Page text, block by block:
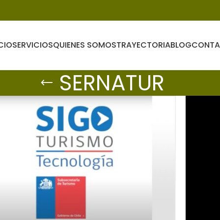
SERVICIOSQUIENES SOMOSTRAYECTORIABLOG
SERNATUR